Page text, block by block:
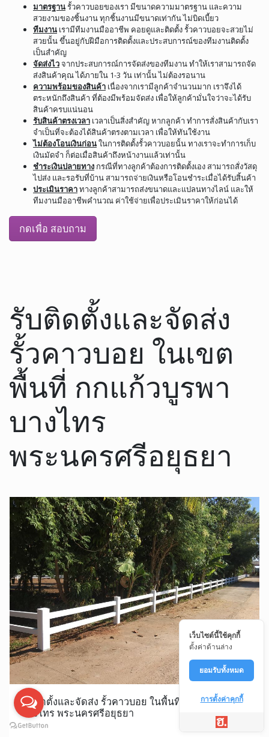
มาตรฐานรั้วคาวบอยของเรา มีขนาดความมาตรฐาน และความ
สวยงามของชิ้นงาน ทุกชิ้นงานมีขนาดเท่ากัน ไม่บิดเบี้ยว
ทีมงาน เรามีทีมงานมืออาชีพ คอยดูและติดตั้ง รั้วคาวบอยจะสวยไม่
สวยนั้น ขึ้นอยู่กับฝีมือการติดตั้งและประสบการณ์ของทีมงานติดตั้ง
เป็นสำคัญ
จัดส่งไวจากประสบการณ์การจัดส่งของทีมงาน ทำให้เราสามารถจัด
ส่งสินค้าคุณ ได้ภายใน 1-3 วัน เท่านั้น ไม่ต้องรอนาน
ความพร้อมของสินค้า เนื่องจากเรามีลูกค้าจำนวนมาก เราจึงได้
ตระหนักถึงสินค้า ที่ต้องมีพร้อมจัดส่ง เพื่อให้ลูกค้ามั่นใจว่าจะได้รับ
สินค้าครบแน่นอน
รับสินค้าตรงเวลา เวลาเป็นสิ่งสำคัญ หากลูกค้า ทำการสั่งสินค้ากับเรา
จำเป็นที่จะต้องได้สินค้าตรงตามเวลา เพื่อให้ทันใช้งาน
ไม่ต้องโอนเงินก่อนในการติดตั้งรั้วคาวบอยนั้น ทางเราจะทำการเก็บ
เงินมัดจำ ก็ต่อเมื่อสินค้าถึงหน้างานแล้วเท่านั้น
ชำระเงินปลายทาง กรณีที่ทางลูกค้าต้องการติดตั้งเอง สามารถสั่งวัสดุ
ไปส่ง และรอรับที่บ้าน สามารถจ่ายเงินหรือโอนชำระเมื่อได้รับสิ้นค้า
ประเมินราคาทางลูกค้าสามารถส่งขนาดและแปลนทางไลน์ และให้
ทีมงานมืออาชีพคำนวณ ค่าใช้จ่ายเพื่อประเมินราคาให้ก่อนได้
กดเพื่อ สอบถาม
รับติดตั้งและจัดส่ง
รั้วคาวบอย ในเขต
พื้นที่ กกแก้วบูรพา
บางไทร
พระนครศรีอยุธยา
รับติดตั้งและจัดส่ง รั้วคาวบอย ในพื้นที่ กกแก้วบูรพา
บางไทร พระนครศรีอยุธยา
เว็บไซต์นี้ใช้คุกกี้
ตั้งค่าด้านล่าง
ยอมรับทั้งหมด
การตั้งค่าคุกกี้